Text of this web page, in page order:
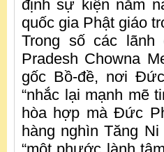
định sự kiện năm
quốc gia Phật giáo
Trong số các lãnh
Pradesh Chowna
gốc Bồ-đề, nơi
“nhắc lại mạnh mẽ
hòa hợp mà Đức
hàng nghìn Tăng